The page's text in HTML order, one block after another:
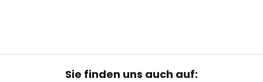
Sie finden uns auch auf: